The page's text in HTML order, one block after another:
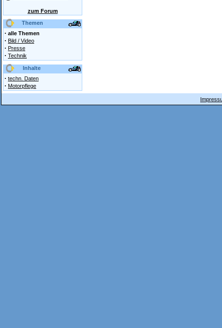
zum Forum
Themen
· alle Themen
· Bild / Video
· Presse
· Technik
Inhalte
· techn. Daten
· Motorpflege